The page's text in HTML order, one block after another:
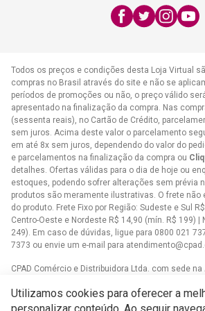
atendimento@cpad.com.br
Todos os preços e condições desta Loja Virtual
compras no Brasil através do site e não se
períodos de promoções ou não, o preço válido
apresentado na finalização da compra. Nas
(sessenta reais), no Cartão de Crédito,
sem juros. Acima deste valor o parcelamento
em até 8x sem juros, dependendo do valor do
e parcelamentos na finalização da compra ou
detalhes. Ofertas válidas para o dia de hoje ou
estoques, podendo sofrer alterações sem prévia
produtos são meramente ilustrativas. O frete não
do produto. Frete Fixo por Região: Sudeste e Sul
Centro-Oeste e Nordeste R$ 14,90 (mín. R$ 199) |
249). Em caso de dúvidas, ligue para 0800 021
7373 ou envie um e-mail para
CPAD Comércio e Distribuidora Ltda. com sede
Casa Publicadora das Assembleias de Deus com
Utilizamos cookies para oferecer a